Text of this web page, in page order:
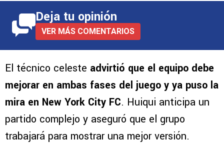
Deja tu opinión
VER MÁS COMENTARIOS
El técnico celeste advirtió que el equipo debe
mejorar en ambas fases del juego y ya puso la
mira en New York City FC. Huiqui anticipa un
partido complejo y aseguró que el grupo
trabajará para mostrar una mejor versión.